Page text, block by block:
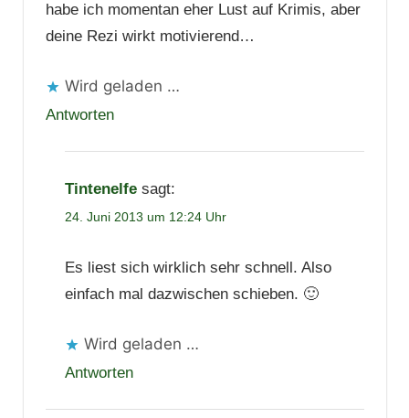
habe ich momentan eher Lust auf Krimis, aber
deine Rezi wirkt motivierend…
Wird geladen …
Antworten
Tintenelfe sagt:
24. Juni 2013 um 12:24 Uhr
Es liest sich wirklich sehr schnell. Also
einfach mal dazwischen schieben. 🙂
Wird geladen …
Antworten